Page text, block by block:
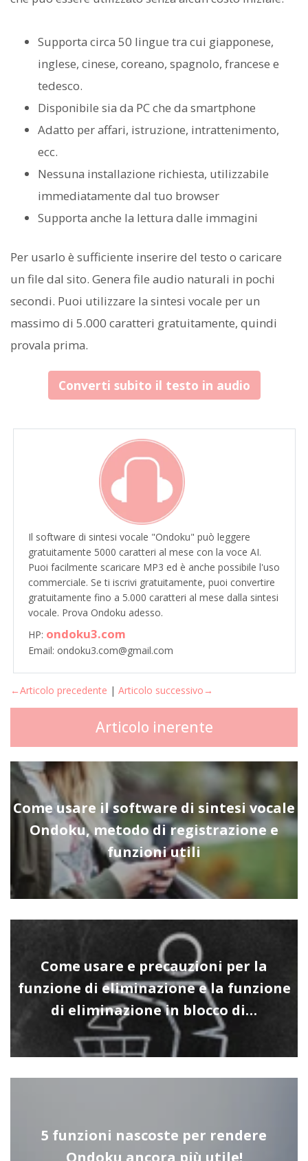
Supporta circa 50 lingue tra cui giapponese,
inglese, cinese, coreano, spagnolo, francese e
tedesco.
Disponibile sia da PC che da smartphone
Adatto per affari, istruzione, intrattenimento,
ecc.
Nessuna installazione richiesta, utilizzabile
immediatamente dal tuo browser
Supporta anche la lettura dalle immagini
Per usarlo è sufficiente inserire del testo o caricare
un file dal sito. Genera file audio naturali in pochi
secondi. Puoi utilizzare la sintesi vocale per un
massimo di 5.000 caratteri gratuitamente, quindi
provala prima.
Converti subito il testo in audio
Il software di sintesi vocale "Ondoku" può leggere
gratuitamente 5000 caratteri al mese con la voce AI.
Puoi facilmente scaricare MP3 ed è anche possibile l'uso
commerciale. Se ti iscrivi gratuitamente, puoi convertire
gratuitamente fino a 5.000 caratteri al mese dalla sintesi
vocale. Prova Ondoku adesso.
HP: ondoku3.com
Email: ondoku3.com@gmail.com
←Articolo precedente | Articolo successivo→
Articolo inerente
Come usare il software di sintesi vocale
Ondoku, metodo di registrazione e
funzioni utili
Come usare e precauzioni per la
funzione di eliminazione e la funzione
di eliminazione in blocco di…
5 funzioni nascoste per rendere
Ondoku ancora più utile!